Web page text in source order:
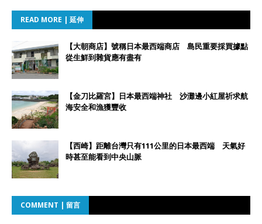
READ MORE | 延伸
【大朝商店】號稱日本最西端商店 島民重要採買據點
從生鮮到雜貨應有盡有
【金刀比羅宮】日本最西端神社 沙灘邊小紅屋祈求航
海安全和漁獲豐收
【西崎】距離台灣只有111公里的日本最西端 天氣好
時甚至能看到中央山脈
COMMENT | 留言